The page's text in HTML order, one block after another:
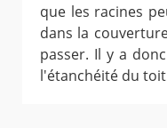
que les racines
dans la
passer. Il y a
l'étanchéité du